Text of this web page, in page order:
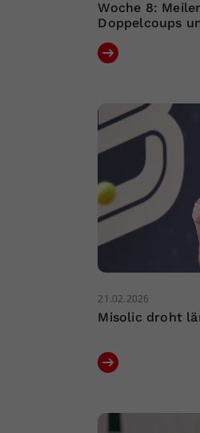
Woche 8:
Doppelcoups
21.02.2026
Misolic droht